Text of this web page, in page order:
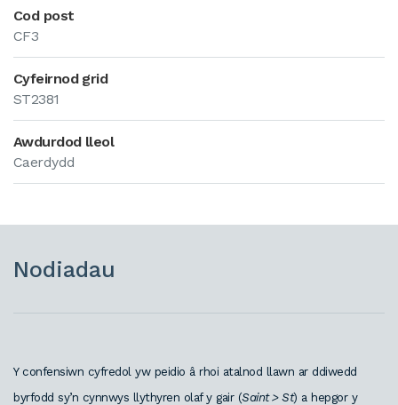
Cod post
CF3
Cyfeirnod grid
ST2381
Awdurdod lleol
Caerdydd
Nodiadau
Y confensiwn cyfredol yw peidio â rhoi atalnod llawn ar ddiwedd
byrfodd sy’n cynnwys llythyren olaf y gair (Saint > St) a hepgor y